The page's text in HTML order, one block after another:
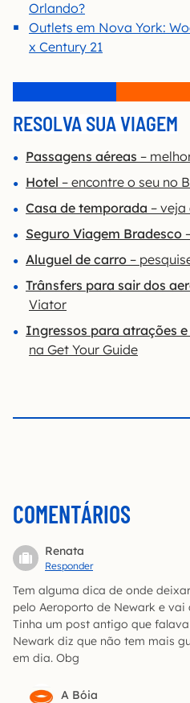
Orlando?
Outlets em Nova York:
x Century 21
RESOLVA SUA VIAGEM
Passagens aéreas –
Hotel – encontre o seu no
Casa de temporada – veja
Seguro Viagem Bradesco
Aluguel de carro –
Trânsfers para sair dos
Viator
Ingressos para atrações
na Get Your Guide
COMENTÁRIOS
Renata
Responder
Tem alguma dica de onde
pelo Aeroporto de Newark e
Tinha um post antigo que
Newark diz que não tem mais
em dia. Obg
A Bóia